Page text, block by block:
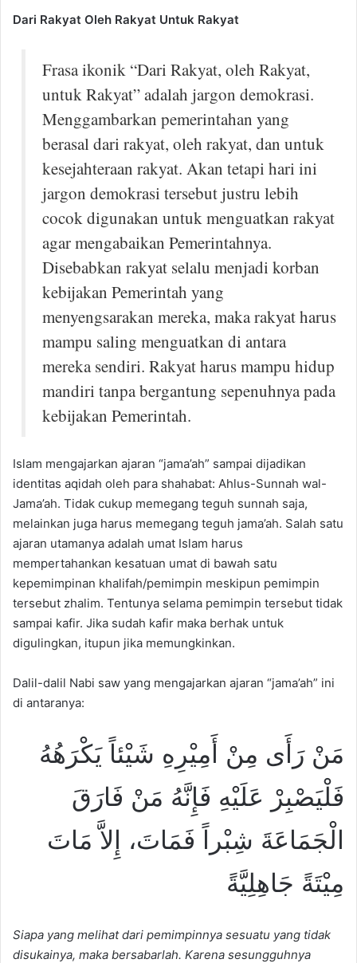
Dari Rakyat Oleh Rakyat Untuk Rakyat
Frasa ikonik “Dari Rakyat, oleh Rakyat,
untuk Rakyat” adalah jargon demokrasi.
Menggambarkan pemerintahan yang
berasal dari rakyat, oleh rakyat, dan untuk
kesejahteraan rakyat. Akan tetapi hari ini
jargon demokrasi tersebut justru lebih
cocok digunakan untuk menguatkan rakyat
agar mengabaikan Pemerintahnya.
Disebabkan rakyat selalu menjadi korban
kebijakan Pemerintah yang
menyengsarakan mereka, maka rakyat harus
mampu saling menguatkan di antara
mereka sendiri. Rakyat harus mampu hidup
mandiri tanpa bergantung sepenuhnya pada
kebijakan Pemerintah.
Islam mengajarkan ajaran “jama’ah” sampai dijadikan
identitas aqidah oleh para shahabat: Ahlus-Sunnah wal-
Jama’ah. Tidak cukup memegang teguh sunnah saja,
melainkan juga harus memegang teguh jama’ah. Salah satu
ajaran utamanya adalah umat Islam harus
mempertahankan kesatuan umat di bawah satu
kepemimpinan khalifah/pemimpin meskipun pemimpin
tersebut zhalim. Tentunya selama pemimpin tersebut tidak
sampai kafir. Jika sudah kafir maka berhak untuk
digulingkan, itupun jika memungkinkan.
Dalil-dalil Nabi saw yang mengajarkan ajaran “jama’ah” ini
di antaranya:
مَنْ رَأَى مِنْ أَمِيْرِهِ شَيْئاً يَكْرَهُهُ
فَلْيَصْبِرْ عَلَيْهِ فَإِنَّهُ مَنْ فَارَقَ
الْجَمَاعَةَ شِبْراً فَمَاتَ، إِلاَّ مَاتَ
مِيْتَةً جَاهِلِيَّةً
Siapa yang melihat dari pemimpinnya sesuatu yang tidak
disukainya, maka bersabarlah. Karena sesungguhnya